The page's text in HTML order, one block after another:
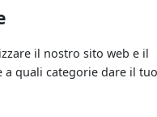
il nostro sito web e il
a quali categorie dare il